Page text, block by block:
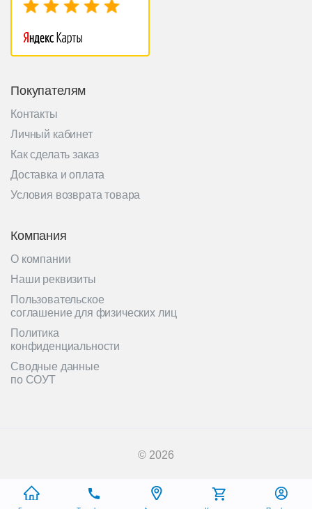
Покупателям
Контакты
Личный кабинет
Как сделать заказ
Доставка и оплата
Условия возврата товара
Компания
О компании
Наши реквизиты
Пользовательское
соглашение для физических лиц
Политика
конфиденциальности
Сводные данные
по СОУТ
© 2026